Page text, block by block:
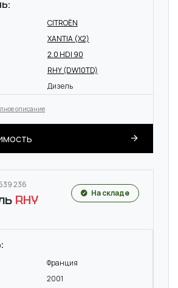
CITROËN
XANTIA (X2)
2.0 HDI 90
RHY (DW10TD)
Дизель
описание
236
RHY
На складе
Франция
2001